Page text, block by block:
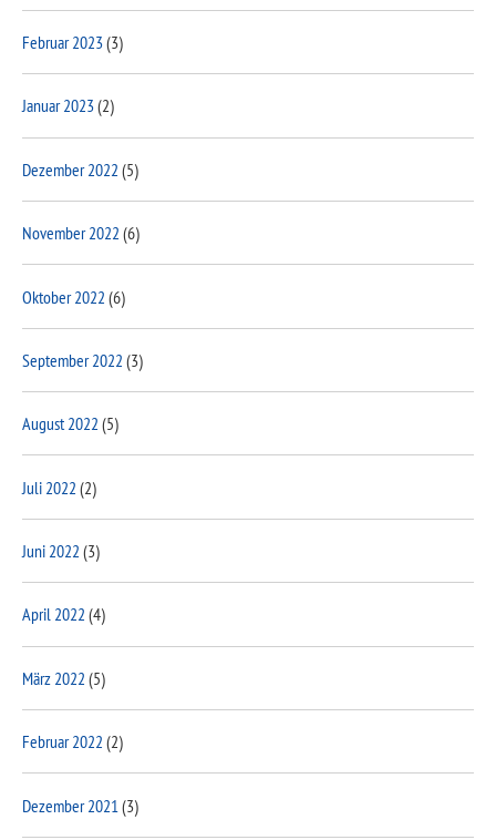
Februar 2023(3)
Januar 2023(2)
Dezember 2022 (5)
November 2022 (6)
Oktober 2022 (6)
September 2022 (3)
August 2022 (5)
Juli 2022 (2)
Juni 2022 (3)
April 2022 (4)
März 2022 (5)
Februar 2022 (2)
Dezember 2021 (3)